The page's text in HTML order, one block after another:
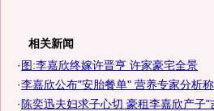
相关新闻
·图:李嘉欣终嫁许晋亨 许家豪宅全景
·李嘉欣公布"安胎餐单" 营养专家分析
· 陈奕迅夫妇求子心切 豪租李嘉欣产子"